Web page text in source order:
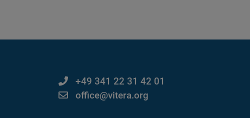
+49 341 22 31 42 01
office@vitera.org